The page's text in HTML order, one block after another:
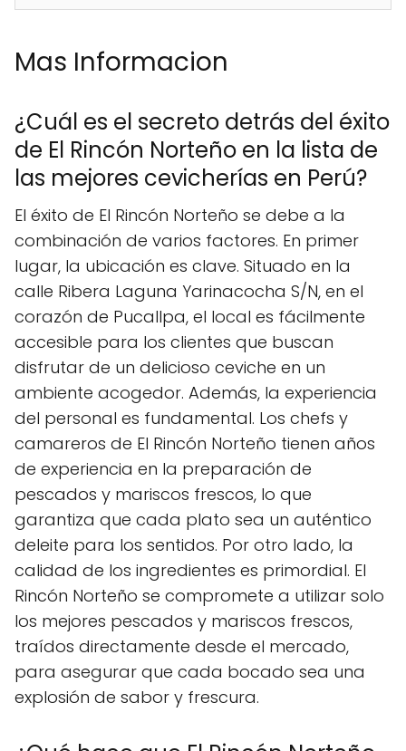
Mas Informacion
¿Cuál es el secreto detrás del éxito
de El Rincón Norteño en la lista de
las mejores cevicherías en Perú?
El éxito de El Rincón Norteño se debe a la
combinación de varios factores. En primer
lugar, la ubicación es clave. Situado en la
calle Ribera Laguna Yarinacocha S/N, en el
corazón de Pucallpa, el local es fácilmente
accesible para los clientes que buscan
disfrutar de un delicioso ceviche en un
ambiente acogedor. Además, la experiencia
del personal es fundamental. Los chefs y
camareros de El Rincón Norteño tienen años
de experiencia en la preparación de
pescados y mariscos frescos, lo que
garantiza que cada plato sea un auténtico
deleite para los sentidos. Por otro lado, la
calidad de los ingredientes es primordial. El
Rincón Norteño se compromete a utilizar solo
los mejores pescados y mariscos frescos,
traídos directamente desde el mercado,
para asegurar que cada bocado sea una
explosión de sabor y frescura.